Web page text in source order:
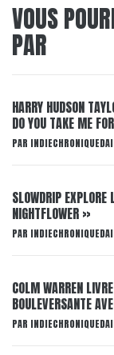
VOUS
PAR
HARRY HUDSON
DO YOU TAKE ME
PAR
SLOWDRIP
NIGHTFLOWER »
PAR
COLM WARREN
BOULEVERSANTE
PAR